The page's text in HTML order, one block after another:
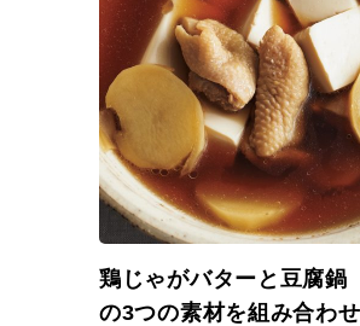
鶏じゃがバターと豆腐鍋
の3つの素材を組み合わ